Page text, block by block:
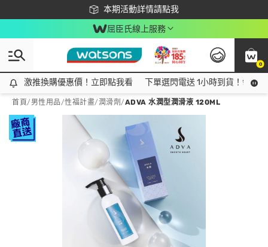
本期活動詳情請點我
下載app最高回饋$350
屈臣氏線上服務
0
激推換購優惠價！立即點我看
激推換購優惠價！立即點我看 下單選閃電送 1小時到貨！領神
首頁/ 男性用品/性福計畫/潤滑劑 /ADVA 水潤型潤滑液 120ML